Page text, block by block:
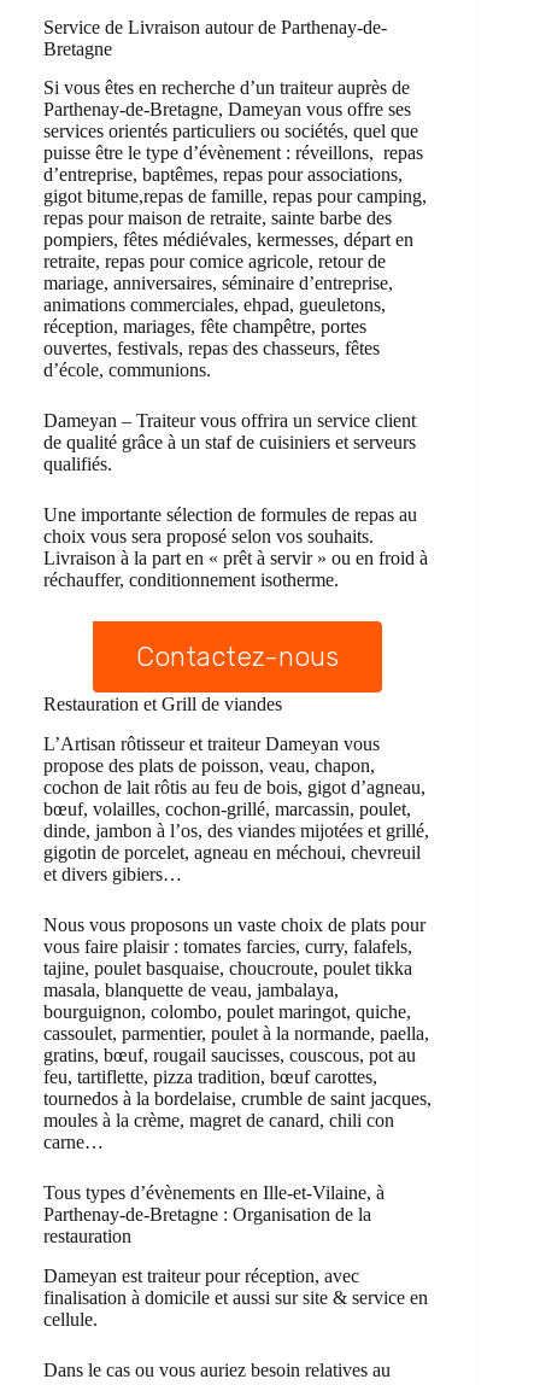
Service de Livraison autour de Parthenay-de-
Bretagne
Si vous êtes en recherche d’un traiteur auprès de
Parthenay-de-Bretagne, Dameyan vous offre ses
services orientés particuliers ou sociétés, quel que
puisse être le type d’évènement : réveillons, repas
d’entreprise, baptêmes, repas pour associations,
gigot bitume,repas de famille, repas pour camping,
repas pour maison de retraite, sainte barbe des
pompiers, fêtes médiévales, kermesses, départ en
retraite, repas pour comice agricole, retour de
mariage, anniversaires, séminaire d’entreprise,
animations commerciales, ehpad, gueuletons,
réception, mariages, fête champêtre, portes
ouvertes, festivals, repas des chasseurs, fêtes
d’école, communions.
Dameyan – Traiteur vous offrira un service client
de qualité grâce à un staf de cuisiniers et serveurs
qualifiés.
Une importante sélection de formules de repas au
choix vous sera proposé selon vos souhaits.
Livraison à la part en « prêt à servir » ou en froid à
réchauffer, conditionnement isotherme.
Contactez-nous
Restauration et Grill de viandes
L’Artisan rôtisseur et traiteur Dameyan vous
propose des plats de poisson, veau, chapon,
cochon de lait rôtis au feu de bois, gigot d’agneau,
bœuf, volailles, cochon-grillé, marcassin, poulet,
dinde, jambon à l’os, des viandes mijotées et grillé,
gigotin de porcelet, agneau en méchoui, chevreuil
et divers gibiers…
Nous vous proposons un vaste choix de plats pour
vous faire plaisir : tomates farcies, curry, falafels,
tajine, poulet basquaise, choucroute, poulet tikka
masala, blanquette de veau, jambalaya,
bourguignon, colombo, poulet maringot, quiche,
cassoulet, parmentier, poulet à la normande, paella,
gratins, bœuf, rougail saucisses, couscous, pot au
feu, tartiflette, pizza tradition, bœuf carottes,
tournedos à la bordelaise, crumble de saint jacques,
moules à la crème, magret de canard, chili con
carne…
Tous types d’évènements en Ille-et-Vilaine, à
Parthenay-de-Bretagne : Organisation de la
restauration
Dameyan est traiteur pour réception, avec
finalisation à domicile et aussi sur site & service en
cellule.
Dans le cas ou vous auriez besoin relatives au